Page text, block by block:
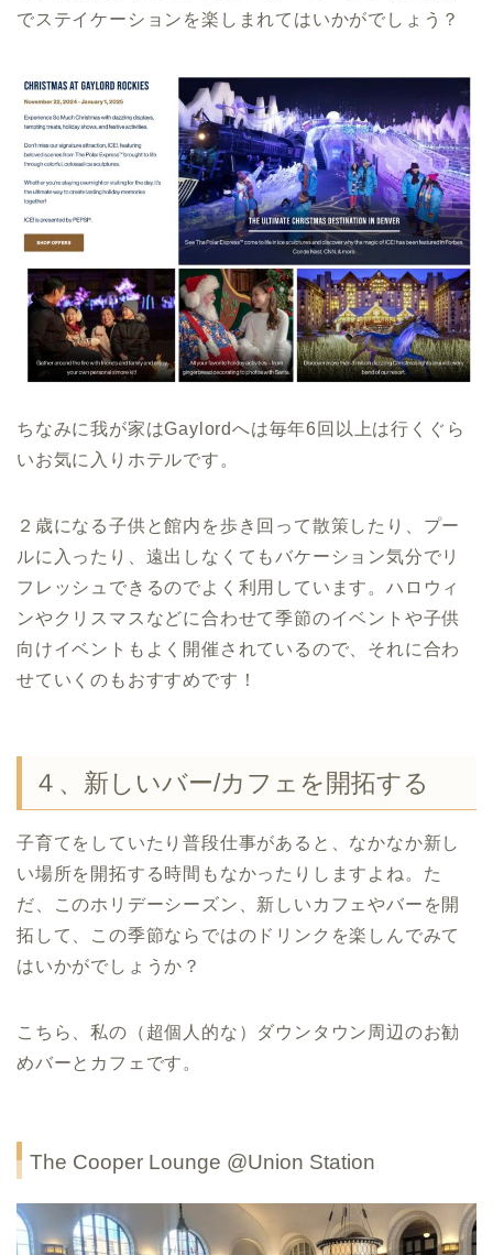
でステイケーションを楽しまれてはいかがでしょう？
ちなみに我が家はGaylordへは毎年6回以上は行くぐら
いお気に入りホテルです。
２歳になる子供と館内を歩き回って散策したり、プー
ルに入ったり、遠出しなくてもバケーション気分でリ
フレッシュできるのでよく利用しています。ハロウィ
ンやクリスマスなどに合わせて季節のイベントや子供
向けイベントもよく開催されているので、それに合わ
せていくのもおすすめです！
４、新しいバー/カフェを開拓する
子育てをしていたり普段仕事があると、なかなか新し
い場所を開拓する時間もなかったりしますよね。た
だ、このホリデーシーズン、新しいカフェやバーを開
拓して、この季節ならではのドリンクを楽しんでみて
はいかがでしょうか？
こちら、私の（超個人的な）ダウンタウン周辺のお勧
めバーとカフェです。
The Cooper Lounge @Union Station